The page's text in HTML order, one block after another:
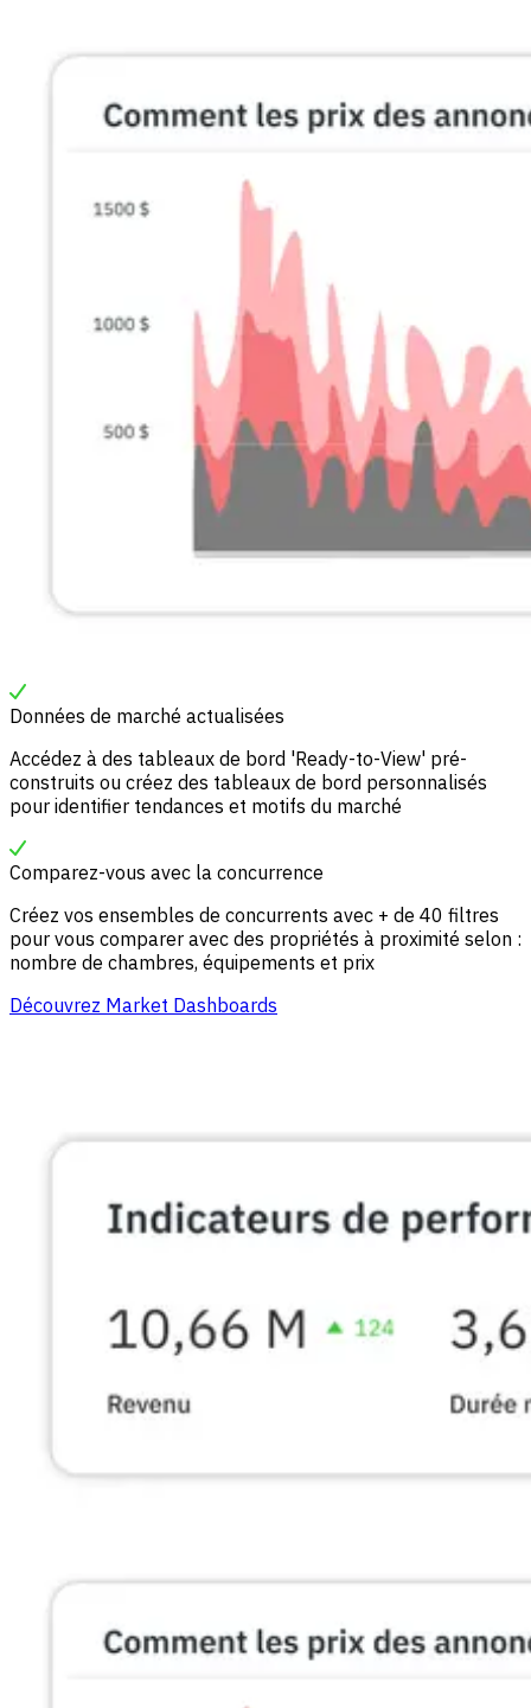
Données de marché actualisées
Accédez à des tableaux de bord 'Ready-to-View' pré-
construits ou créez des tableaux de bord personnalisés
pour identifier tendances et motifs du marché
Comparez-vous avec la concurrence
Créez vos ensembles de concurrents avec + de 40 filtres
pour vous comparer avec des propriétés à proximité selon :
nombre de chambres, équipements et prix
Découvrez Market Dashboards